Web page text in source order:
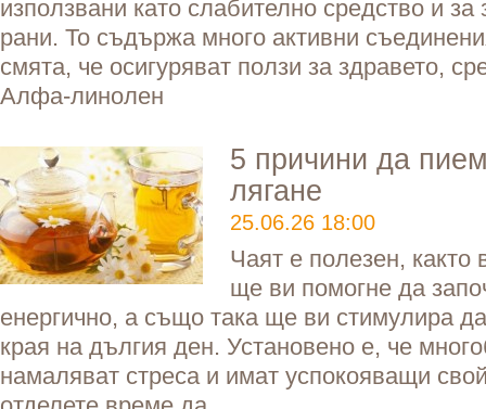
използвани като слабително средство и за
рани. То съдържа много активни
смята, че осигуряват ползи за здравето,
Алфа-линолен
5 причини да
лягане
25.06.26 18:00
Чаят е полезен, както
ще ви помогне да
енергично, а също така ще ви стимулира
края на дългия ден. Установено е, че
намаляват стреса и имат успокояващи